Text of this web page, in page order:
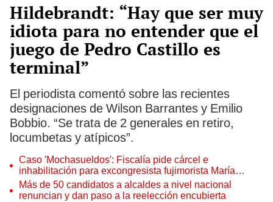
Hildebrandt: “Hay que ser muy
idiota para no entender que el
juego de Pedro Castillo es
terminal”
El periodista comentó sobre las recientes
designaciones de Wilson Barrantes y Emilio
Bobbio. “Se trata de 2 generales en retiro,
locumbetas y atípicos”.
Caso 'Mochasueldos': Fiscalía pide cárcel e
inhabilitación para excongresista fujimorista María
Cordero Jon Tay
Más de 50 candidatos a alcaldes a nivel nacional
renuncian y dan paso a la reelección encubierta